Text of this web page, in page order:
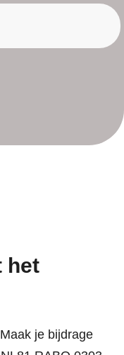
het
je bijdrage